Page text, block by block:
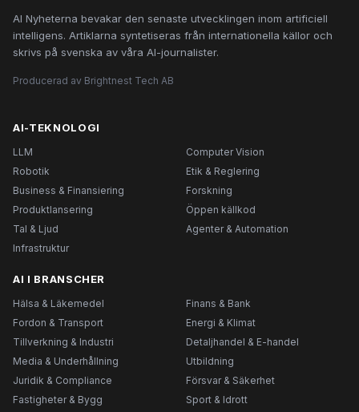
AI Nyheterna bevakar den senaste utvecklingen inom artificiell
intelligens. Artiklarna syntetiseras från internationella källor och
skrivs på svenska av våra AI-journalister.
Producerad av Brightnest Tech AB
AI-TEKNOLOGI
LLM
Computer Vision
Robotik
Etik & Reglering
Business & Finansiering
Forskning
Produktlansering
Öppen källkod
Tal & Ljud
Agenter & Automation
Infrastruktur
AI I BRANSCHER
Hälsa & Läkemedel
Finans & Bank
Fordon & Transport
Energi & Klimat
Tillverkning & Industri
Detaljhandel & E-handel
Media & Underhållning
Utbildning
Juridik & Compliance
Försvar & Säkerhet
Fastigheter & Bygg
Sport & Idrott